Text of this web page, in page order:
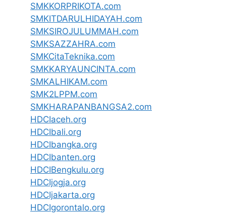
SMKKORPRIKOTA.com
SMKITDARULHIDAYAH.com
SMKSIROJULUMMAH.com
SMKSAZZAHRA.com
SMKCitaTeknika.com
SMKKARYAUNCINTA.com
SMKALHIKAM.com
SMK2LPPM.com
SMKHARAPANBANGSA2.com
HDCIaceh.org
HDCIbali.org
HDCIbangka.org
HDCIbanten.org
HDCIBengkulu.org
HDCIjogja.org
HDCIjakarta.org
HDCIgorontalo.org